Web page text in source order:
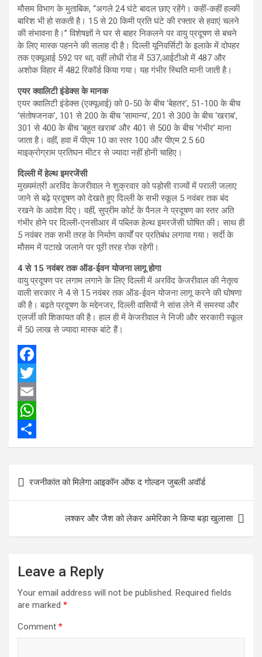
मौसम विभाग के मुताबिक, ‘‘अगले 24 घंटे बादल छाए रहेंगे। कहीं-कहीं हल्की
बारिश भी हो सकती है। 15 से 20 किमी प्रति घंटे की रफ्तार से हवाएं चलने
की संभावना है।’’ विशेषज्ञों ने घर से बाहर निकलने पर वायु प्रदूषण से बचने
के लिए मास्क पहनने की सलाह दी है। दिल्ली यूनिवर्सिटी के इलाके में दोपहर
तक एक्यूआई 592 पर था, वहीं लोधी रोड में 537,आईटीओ में 487 और
अशोक विहार में 482 रिकॉर्ड किया गया। यह गंभीर स्थिति मानी जाती है।
एयर क्वालिटी इंडेक्स के मानक
एयर क्वालिटी इंडेक्स (एक्यूआई) को 0-50 के बीच ‘बेहतर’, 51-100 के बीच
‘संतोषजनक’, 101 से 200 के बीच ‘सामान्य’, 201 से 300 के बीच ‘खराब’,
301 से 400 के बीच ‘बहुत खराब’ और 401 से 500 के बीच ‘गंभीर’ माना
जाता है। वहीं, हवा में पीएम 10 का स्तर 100 और पीएम 2.5 60
माइक्रोग्राम प्रतिघन मीटर से ज्यादा नहीं होनी चाहिए।
दिल्ली में हेल्थ इमरजेंसी
मुख्यमंत्री अरविंद केजरीवाल ने शुक्रवार को पड़ोसी राज्यों में पराली जलाए
जाने से बढ़े प्रदूषण को देखते हुए दिल्ली के सभी स्कूल 5 नवंबर तक बंद
रखने के आदेश दिए। वहीं, सुप्रीम कोर्ट के पैनल ने प्रदूषण का स्तर अति
गंभीर होने पर दिल्ली-एनसीआर में पब्लिक हेल्थ इमरजेंसी घोषित की। साथ ही
5 नवंबर तक सभी तरह के निर्माण कार्यों पर प्रतिबंध लगाया गया। सर्दी के
मौसम में पटाखे जलाने पर पूरी तरह रोक रहेगी।
4 से 15 नवंबर तक ऑड-ईवन योजना लागू होगा
वायु प्रदूषण पर लगाम लगाने के लिए दिल्ली में अरविंद केजरीवाल की नेतृत्व
वाली सरकार ने 4 से 15 नवंबर तक ऑड-ईवन योजना लागू करने की घोषणा
की है। बढ़ते प्रदूषण के मद्देनजर, दिल्ली वासियों ने सांस लेने में समस्या और
एलर्जी की शिकायत की है। हाल ही में केजरीवाल ने निजी और सरकारी स्कूल
में 50 लाख से ज्यादा मास्क बांटे हैं।
F
a
c
e
b
o
k
T
w
t
e
r
E
m
a
l
W
h
t
s
S
a
r
navigation
रजनीकांत को मिलेगा आइकॉन ऑफ द गोल्डन जुबली अवॉर्ड
लश्कर और जैश को लेकर अमेरिका ने किया बड़ा खुलासा
Leave a Reply
Your email address will not be published. Required fields
are marked *
Comment *